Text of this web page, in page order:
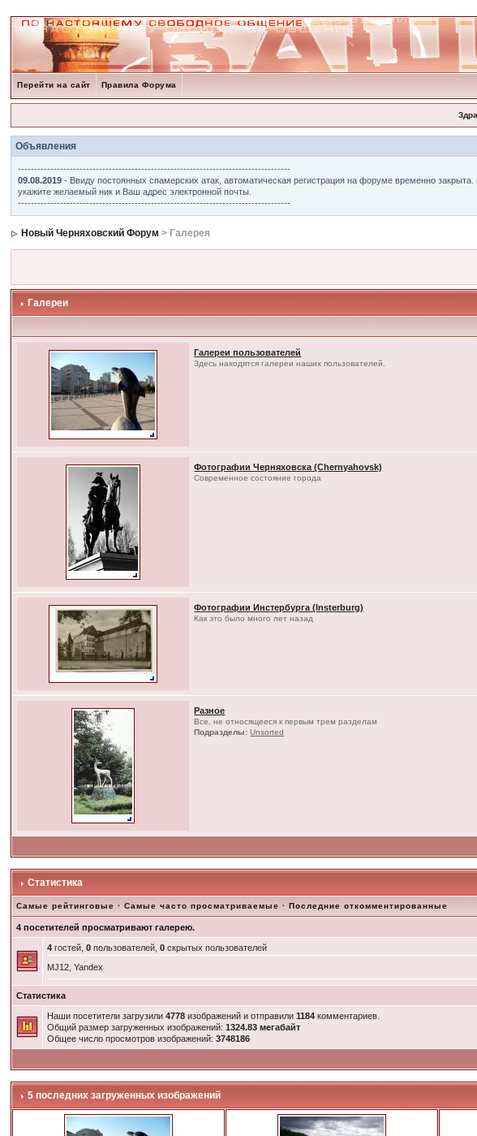
Перейти на сайт Правила Форума
Объявления
------------------------------------------------------------------------------------
09.08.2019 - Ввиду постоянных спамерских атак, автоматическая регистрация на форуме временно
укажите желаемый ник и Ваш адрес электронной почты.
------------------------------------------------------------------------------------
Новый Черняховский Форум > Галерея
Галереи
Галереи пользователей
Здесь находятся галереи наших пользователей.
Фотографии Черняховска (Chernyahovsk)
Современное состояние города
Фотографии Инстербурга (Insterburg)
Как это было много лет назад
Разное
Все, не относящееся к первым трем разделам
Подразделы: Unsorted
Статистика
Самые рейтинговые ·Самые часто просматриваемые ·Последние откомментированные
4 посетителей просматривают галерею.
4 гостей,0 пользователей,0 скрытых пользователей
MJ12, Yandex
Статистика
Наши посетители загрузили4778 изображений и отправили1184 комментариев.
Общий размер загруженных изображений:1324.83 мегабайт
Общее число просмотров изображений:3748186
5 последних загруженных изображений